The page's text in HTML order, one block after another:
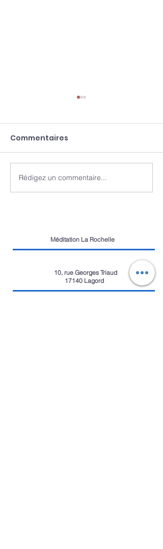
Événement ce
dimanche 28 avril de
Commentaires
Rédigez un commentaire...
Méditation La Rochelle
10, rue Georges Triaud
17140 Lagord